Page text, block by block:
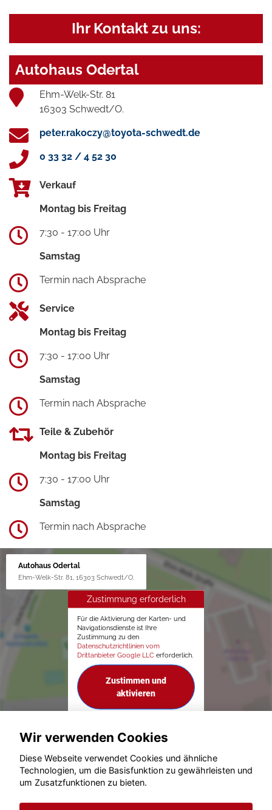
Ihr Kontakt zu uns:
Autohaus Odertal
Ehm-Welk-Str. 81
16303 Schwedt/O.
peter.rakoczy@toyota-schwedt.de
0 33 32 / 4 52 30
Verkauf
Montag bis Freitag
7:30 - 17:00 Uhr
Samstag
Termin nach Absprache
Service
Montag bis Freitag
7:30 - 17:00 Uhr
Samstag
Termin nach Absprache
Teile & Zubehör
Montag bis Freitag
7:30 - 17:00 Uhr
Samstag
Termin nach Absprache
Autohaus Odertal
Ehm-Welk-Str. 81, 16303 Schwedt/O.
Zustimmung erforderlich
Für die Aktivierung der Karten- und
Navigationsdienste ist Ihre
Zustimmung zu den
Datenschutzrichtlinien vom
Drittanbieter Google LLC erforderlich.
Zustimmen und
aktivieren
© konjunkturmotor.de GmbH 2020 - 2026
Wir verwenden Cookies
Diese Webseite verwendet Cookies und ähnliche
Technologien, um die Basisfunktion zu gewährleisten und
um Zusatzfunktionen zu bieten.